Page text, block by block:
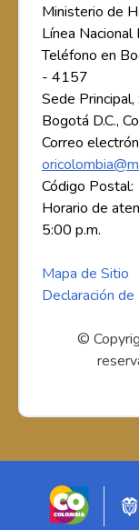
Ministerio de
Línea
Teléfono en
- 4157
Sede
Bogotá D.C.,
Correo
Código
Horario de
5:00 p.m.
Mapa de Sitio
Declaración de
©